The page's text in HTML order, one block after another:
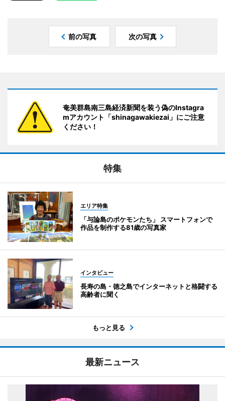
前の写真 次の写真
奄美群島南三島経済新聞を装う偽のInstagra
mアカウント「shinagawakiezai」にご注意
ください！
特集
エリア特集
「与論島のポケモンたち」 スマートフォンで
作品を制作する81歳の写真家
インタビュー
長寿の島・徳之島でインターネットと格闘する
高齢者に聞く
もっと見る
最新ニュース